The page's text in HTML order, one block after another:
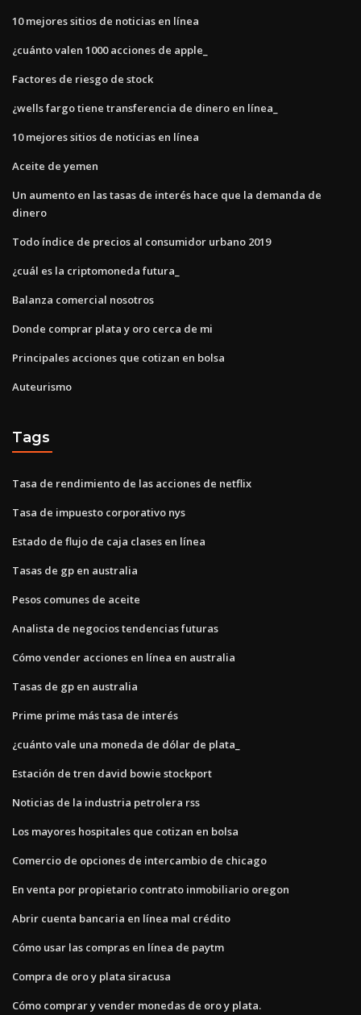
10 mejores sitios de noticias en línea
¿cuánto valen 1000 acciones de apple_
Factores de riesgo de stock
¿wells fargo tiene transferencia de dinero en línea_
10 mejores sitios de noticias en línea
Aceite de yemen
Un aumento en las tasas de interés hace que la demanda de
dinero
Todo índice de precios al consumidor urbano 2019
¿cuál es la criptomoneda futura_
Balanza comercial nosotros
Donde comprar plata y oro cerca de mi
Principales acciones que cotizan en bolsa
Auteurismo
Tags
Tasa de rendimiento de las acciones de netflix
Tasa de impuesto corporativo nys
Estado de flujo de caja clases en línea
Tasas de gp en australia
Pesos comunes de aceite
Analista de negocios tendencias futuras
Cómo vender acciones en línea en australia
Tasas de gp en australia
Prime prime más tasa de interés
¿cuánto vale una moneda de dólar de plata_
Estación de tren david bowie stockport
Noticias de la industria petrolera rss
Los mayores hospitales que cotizan en bolsa
Comercio de opciones de intercambio de chicago
En venta por propietario contrato inmobiliario oregon
Abrir cuenta bancaria en línea mal crédito
Cómo usar las compras en línea de paytm
Compra de oro y plata siracusa
Cómo comprar y vender monedas de oro y plata.